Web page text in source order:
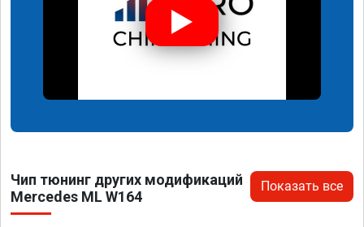
Чип тюнинг других модификаций
Mercedes ML W164
Показать все